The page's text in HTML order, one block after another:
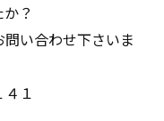
？
い合わせ下さいま
１